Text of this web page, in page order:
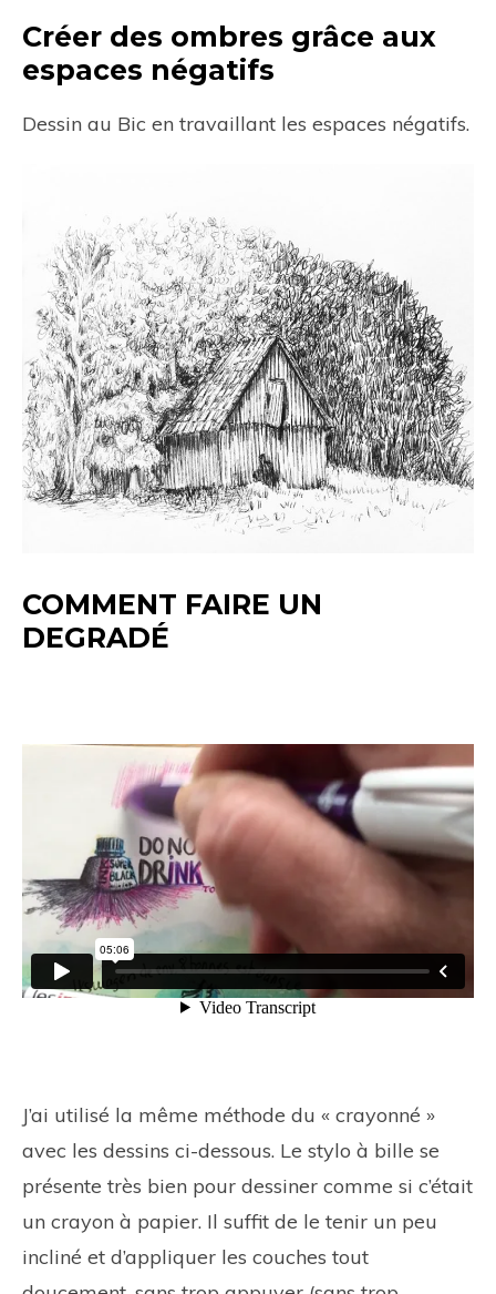
Créer des ombres grâce aux
espaces négatifs
Dessin au Bic en travaillant les espaces négatifs.
COMMENT FAIRE UN
DEGRADÉ
J’ai utilisé la même méthode du « crayonné »
avec les dessins ci-dessous. Le stylo à bille se
présente très bien pour dessiner comme si c’était
un crayon à papier. Il suffit de le tenir un peu
incliné et d’appliquer les couches tout